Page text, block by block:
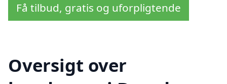
Få tilbud, gratis og uforpligtende
Oversigt over